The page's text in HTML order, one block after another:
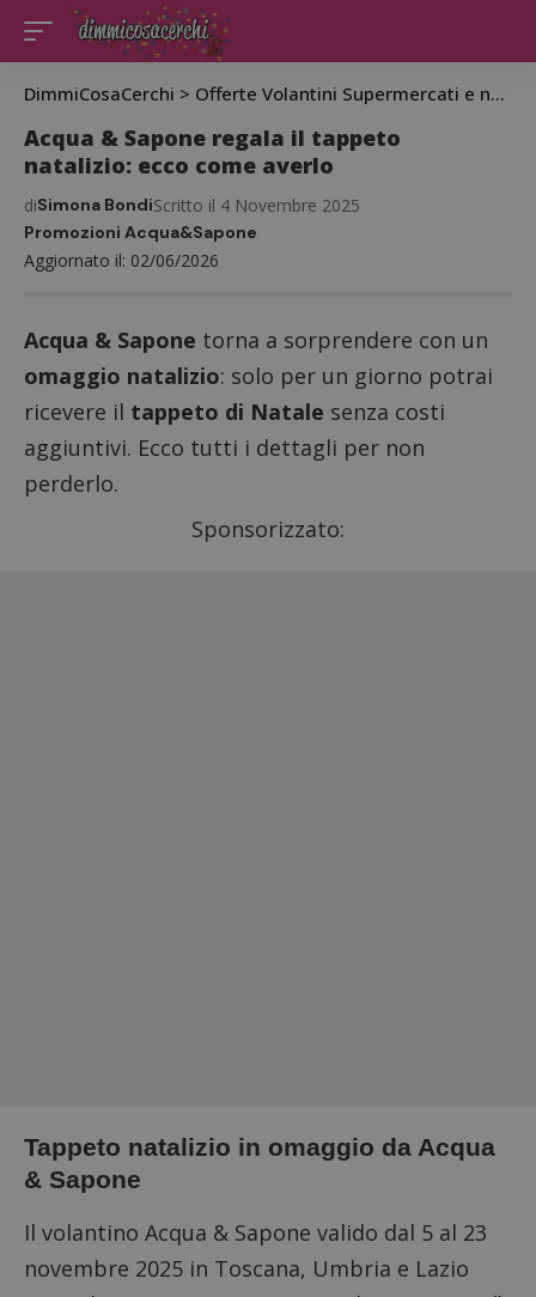
DimmiCosaCerchi > Offerte Volantini Supermercati e negozi
Acqua & Sapone regala il tappeto
natalizio: ecco come averlo
Aggiornato il: 02/06/2026
diSimona BondiScritto il 4 Novembre 2025
Promozioni Acqua&Sapone
Acqua & Sapone torna a sorprendere con un
omaggio natalizio: solo per un giorno potrai
ricevere il tappeto di Natale senza costi
aggiuntivi. Ecco tutti i dettagli per non
perderlo.
Sponsorizzato:
Tappeto natalizio in omaggio da Acqua
& Sapone
Il volantino Acqua & Sapone valido dal 5 al 23
novembre 2025 in Toscana, Umbria e Lazio